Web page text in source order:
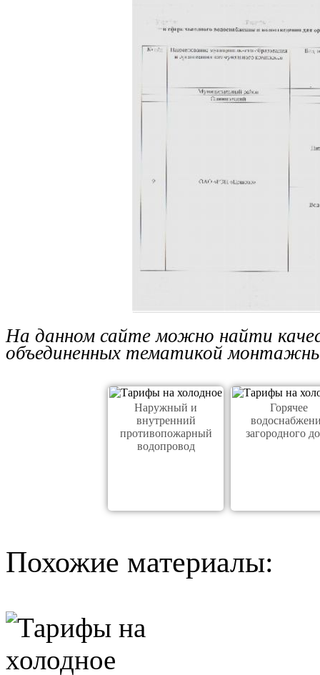
На данном сайте можно найти
объединенных тематикой
Наружный и
внутренний
противопожарный
водопровод
Горячее
загородного
Похожие материалы: